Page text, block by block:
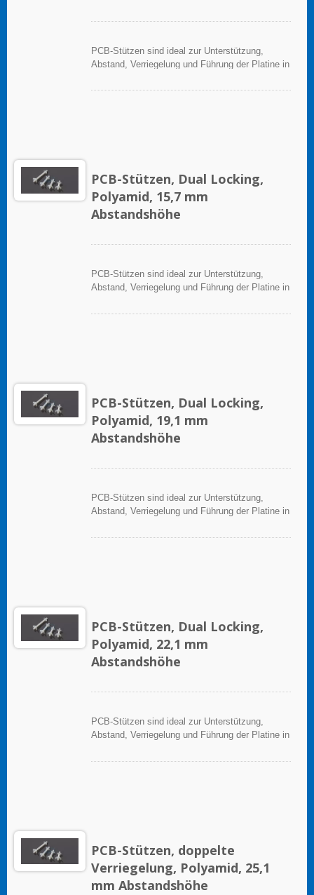
PCB-Stützen sind ideal zur Unterstützung,
Abstand, Verriegelung und Führung der Platine in
PCB-Stützen, Dual Locking,
Polyamid, 15,7 mm
Abstandshöhe
PCB-Stützen sind ideal zur Unterstützung,
Abstand, Verriegelung und Führung der Platine in
PCB-Stützen, Dual Locking,
Polyamid, 19,1 mm
Abstandshöhe
PCB-Stützen sind ideal zur Unterstützung,
Abstand, Verriegelung und Führung der Platine in
PCB-Stützen, Dual Locking,
Polyamid, 22,1 mm
Abstandshöhe
PCB-Stützen sind ideal zur Unterstützung,
Abstand, Verriegelung und Führung der Platine in
PCB-Stützen, doppelte
Verriegelung, Polyamid, 25,1
mm Abstandshöhe